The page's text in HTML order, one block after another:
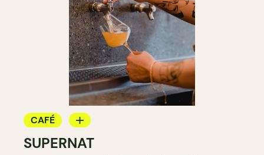
CAFÉ
BAR À VIN
SUPERNAT